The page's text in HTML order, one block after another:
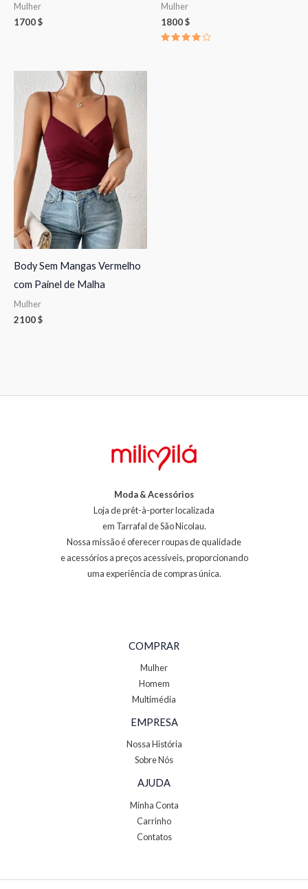
Mulher
1700$
Mulher
1800$
Body Sem Mangas Vermelho
com Painel de Malha
Mulher
2100$
Moda & Acessórios
Loja de prêt-à-porter localizada
em Tarrafal de São Nicolau.
Nossa missão é oferecer roupas de qualidade
e acessórios a preços acessíveis, proporcionando
uma experiência de compras única.
COMPRAR
Mulher
Homem
Multimédia
EMPRESA
Nossa História
Sobre Nós
AJUDA
Minha Conta
Carrinho
Contatos